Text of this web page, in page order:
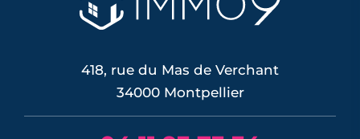
418, rue du Mas de Verchant
34000 Montpellier